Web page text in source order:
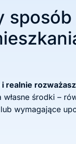
sposób
realnie
środki –
wymagające